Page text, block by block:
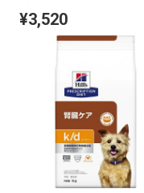
kg
¥3,520